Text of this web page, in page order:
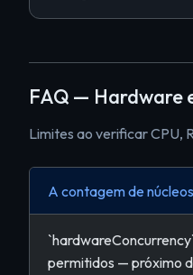
FAQ — Hardware
Limites ao verificar CPU,
A contagem de
permitidos — próximo